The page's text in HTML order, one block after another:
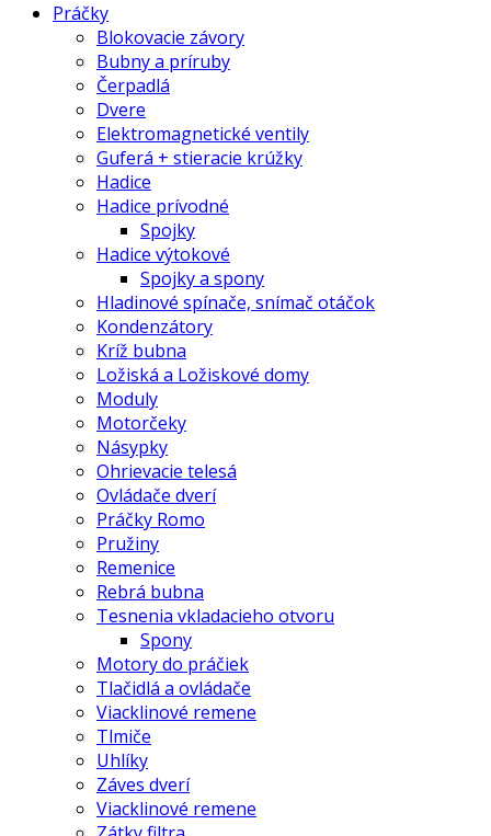
Práčky
Blokovacie závory
Bubny a príruby
Čerpadlá
Dvere
Elektromagnetické ventily
Guferá + stieracie krúžky
Hadice
Hadice prívodné
Spojky
Hadice výtokové
Spojky a spony
Hladinové spínače, snímač otáčok
Kondenzátory
Kríž bubna
Ložiská a Ložiskové domy
Moduly
Motorčeky
Násypky
Ohrievacie telesá
Ovládače dverí
Práčky Romo
Pružiny
Remenice
Rebrá bubna
Tesnenia vkladacieho otvoru
Spony
Motory do práčiek
Tlačidlá a ovládače
Viacklinové remene
Tlmiče
Uhlíky
Záves dverí
Viacklinové remene